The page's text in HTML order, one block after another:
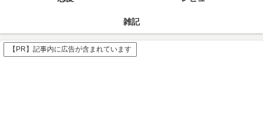
雑記
【PR】記事内に広告が含まれています